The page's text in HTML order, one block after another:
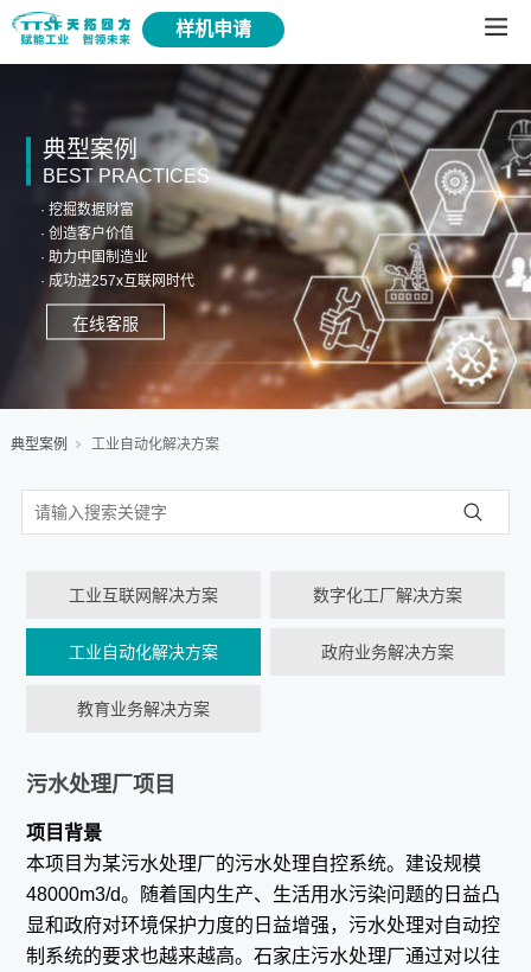
样机申请
典型案例
BEST PRACTICES
· 挖掘数据财富
· 创造客户价值
· 助力中国制造业
· 成功进257x互联网时代
在线客服
典型案例 工业自动化解决方案
工业互联网解决方案 数字化工厂解决方案
工业自动化解决方案 政府业务解决方案
教育业务解决方案
污水处理厂项目
项目背景
本项目为某污水处理厂的污水处理自控系统。建设规模
48000m3/d。随着国内生产、生活用水污染问题的日益凸
显和政府对环境保护力度的日益增强，污水处理对自动控
制系统的要求也越来越高。石家庄污水处理厂通过对以往